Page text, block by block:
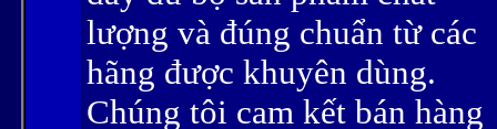
lượng và đúng chuẩn từ các
hãng được khuyên dùng.
Chúng tôi cam kết bán hàng